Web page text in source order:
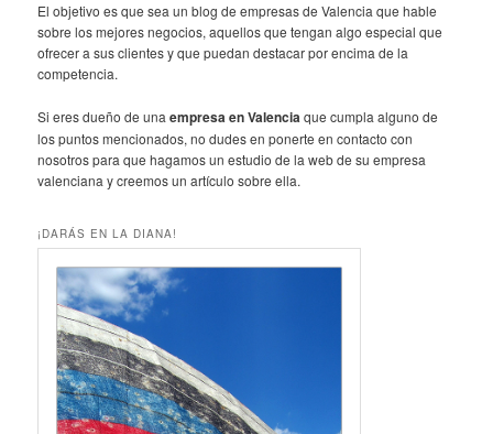
El objetivo es que sea un blog de empresas de Valencia que hable
sobre los mejores negocios, aquellos que tengan algo especial que
ofrecer a sus clientes y que puedan destacar por encima de la
competencia.
Si eres dueño de unaempresa en Valenciaque cumpla alguno de
los puntos mencionados, no dudes en ponerte en contacto con
nosotros para que hagamos un estudio de la web de su empresa
valenciana y creemos un artículo sobre ella.
¡DARÁS EN LA DIANA!